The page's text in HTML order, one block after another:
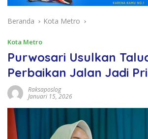
Beranda Kota Metro
Kota Metro
Purwosari Usulkan
Perbaikan Jalan Jadi
Raksaposlog
Januari 15, 2026